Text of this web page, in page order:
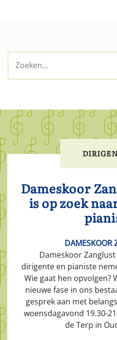
Dameskoor
is op zoek
DAMESKOOR
Dameskoor
dirigente en pianiste
Wie gaat hen opvolgen?
nieuwe fase in ons
gesprek aan met
woensdagavond 19.30-
de Terp in